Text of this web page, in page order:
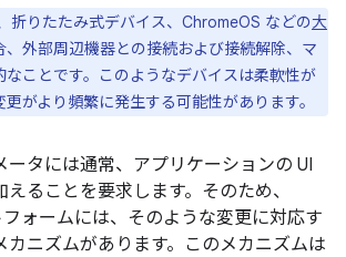
折りたたみ式デバイス、ChromeOS などの大
、外部周辺機器との接続および接続解除、マ
なことです。このようなデバイスは柔軟性が
がより頻繁に発生する可能性があります。
ータには通常、アプリケーションの UI
ることを要求します。そのため、
ォームには、そのような変更に対応す
カニズムがあります。このメカニズムは